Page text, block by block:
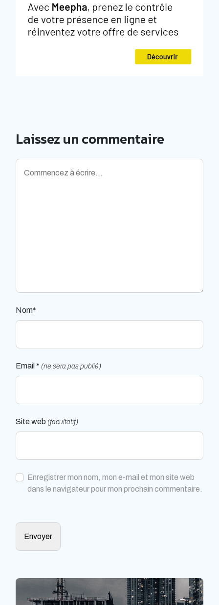
Laissez un commentaire
Nom*
Email * (ne sera pas publié)
Site web (facultatif)
Enregistrer mon nom, mon e-mail et mon site web
dans le navigateur pour mon prochain commentaire.